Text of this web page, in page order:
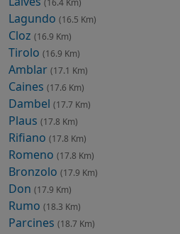
(16.4 Km)
Lagundo (16.5 Km)
Cloz (16.9 Km)
Tirolo (16.9 Km)
Amblar (17.1 Km)
Caines (17.6 Km)
Dambel (17.7 Km)
Plaus (17.8 Km)
Rifiano (17.8 Km)
Romeno (17.8 Km)
Bronzolo (17.9 Km)
Don (17.9 Km)
Rumo (18.3 Km)
Parcines (18.7 Km)